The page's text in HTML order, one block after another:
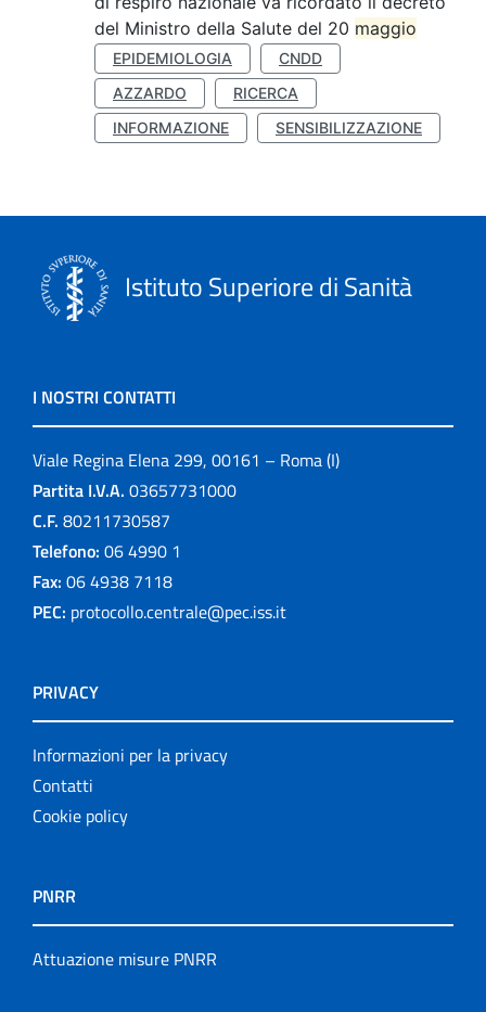
del Ministro della Salute del 20 maggio
EPIDEMIOLOGIA
CNDD
AZZARDO
RICERCA
INFORMAZIONE
SENSIBILIZZAZIONE
Istituto Superiore di Sanità
I NOSTRI CONTATTI
Viale Regina Elena 299, 00161 – Roma (I)
Partita I.V.A. 03657731000
C.F. 80211730587
Telefono: 06 4990 1
Fax: 06 4938 7118
PEC: protocollo.centrale@pec.iss.it
PRIVACY
Informazioni per la privacy
Contatti
Cookie policy
PNRR
Attuazione misure PNRR